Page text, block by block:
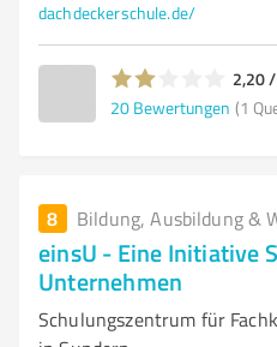
dachdeckerschule.de/
2,20
20 Bewertungen (1
8 Bildung, Ausbildung &
einsU - Eine Initiative
Unternehmen
Schulungszentrum für